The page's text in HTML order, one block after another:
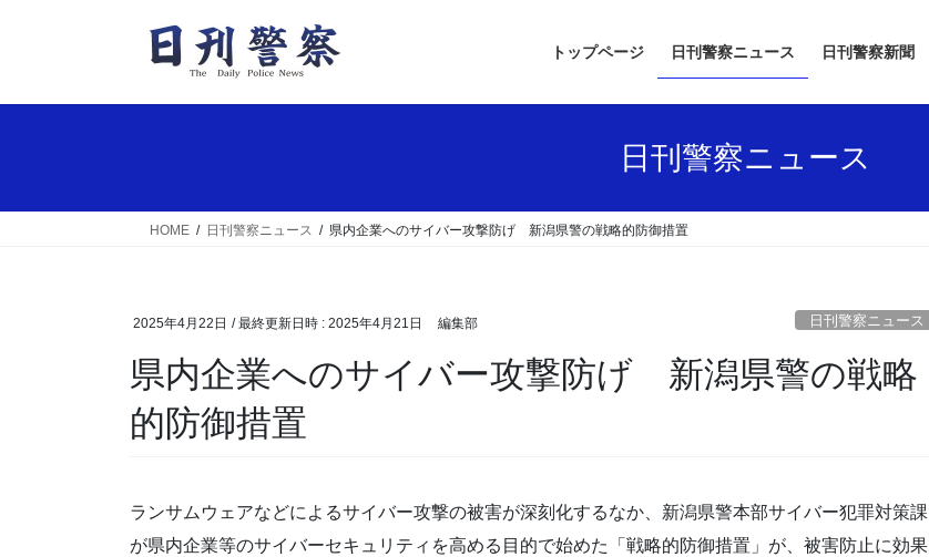
トップページ 日刊警察ニュース 日刊警察新聞
日刊警察ニュース
HOME 日刊警察ニュース 県内企業へのサイバー攻撃防げ 新潟県警の戦略的防御措置
2025年4月22日 / 最終更新日時 : 2025年4月21日 編集部 日刊警察ニュース
県内企業へのサイバー攻撃防げ 新潟県警の戦略
的防御措置
ランサムウェアなどによるサイバー攻撃の被害が深刻化するなか、新潟県警本部サイバー犯罪対策課
が県内企業等のサイバーセキュリティを高める目的で始めた「戦略的防御措置」が、被害防止に効果